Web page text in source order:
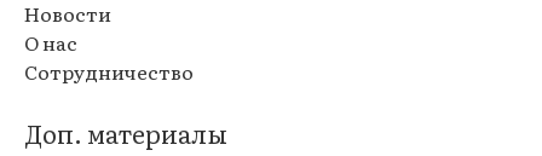
Новости
О нас
Сотрудничество
Доп. материалы